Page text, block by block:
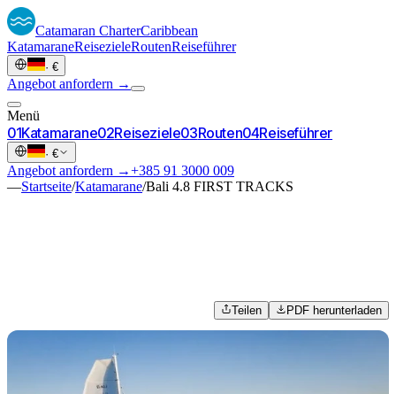
Catamaran CharterCaribbean
KatamaraneReisezieleRoutenReiseführer
· €
Angebot anfordern →
Menü
01Katamarane02Reiseziele03Routen04Reiseführer
· €
Angebot anfordern →+385 91 3000 009
—Startseite/Katamarane/Bali 4.8 FIRST TRACKS
Teilen PDF herunterladen